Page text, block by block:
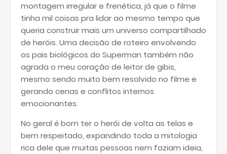
montagem irregular e frenética, já que o filme
tinha mil coisas pra lidar ao mesmo tempo que
queria construir mais um universo compartilhado
de heróis. Uma decisão de roteiro envolvendo
os pais biológicos do Superman também não
agrada o meu coração de leitor de gibis,
mesmo sendo muito bem resolvido no filme e
gerando cenas e conflitos internos
emocionantes.
No geral é bom ter o herói de volta as telas e
bem respeitado, expandindo toda a mitologia
rica dele que muitas pessoas nem faziam ideia,